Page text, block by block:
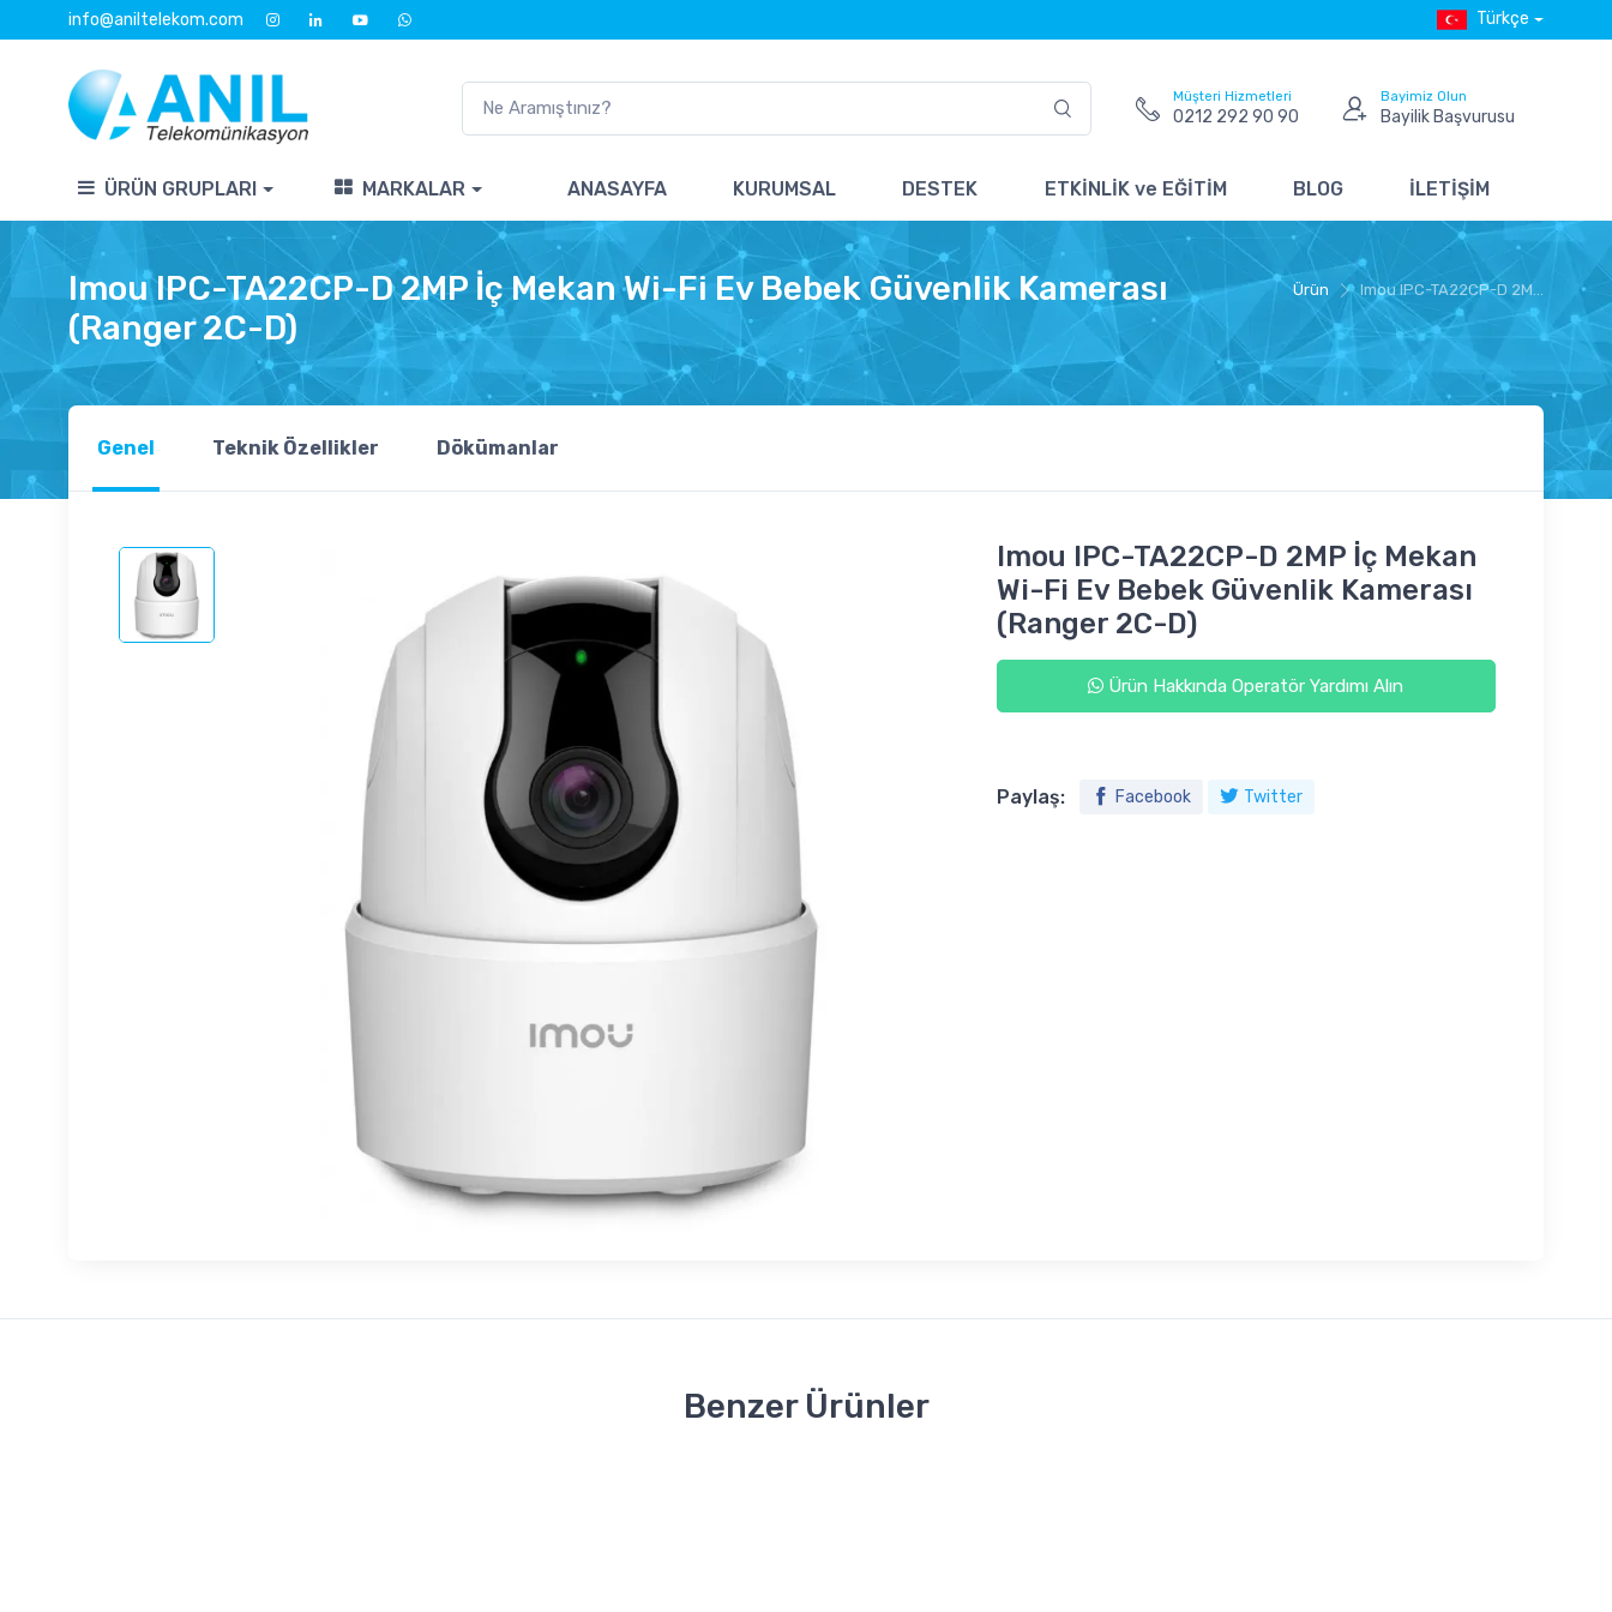
info@aniltelekom.com Türkçe
Müşteri Hizmetleri
0212 292 90 90
Bayimiz Olun
Bayilik Başvurusu
ÜRÜN GRUPLARI MARKALAR ANASAYFA KURUMSAL DESTEK ETKİNLİK ve EĞİTİM BLOG İLETİŞİM
Ürün Imou IPC-TA22CP-D 2M...
Imou IPC-TA22CP-D 2MP İç Mekan Wi-Fi Ev Bebek Güvenlik Kamerası
(Ranger 2C-D)
Genel Teknik Özellikler Dökümanlar
Imou IPC-TA22CP-D 2MP İç Mekan
Wi-Fi Ev Bebek Güvenlik Kamerası
(Ranger 2C-D)
Ürün Hakkında Operatör Yardımı Alın
Paylaş: Facebook Twitter
Benzer Ürünler